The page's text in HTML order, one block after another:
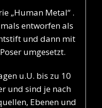
„Human Metal“ .
entworfen als
und dann mit
umgesetzt.
u.U. bis zu 10
und sind je nach
Ebenen und